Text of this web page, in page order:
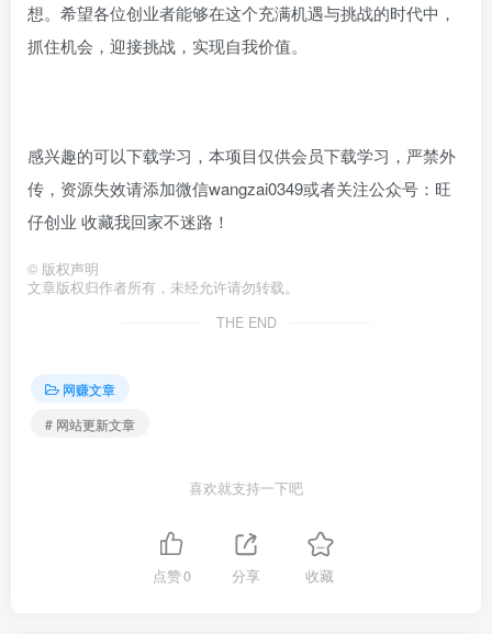
想。希望各位创业者能够在这个充满机遇与挑战的时代中，
抓住机会，迎接挑战，实现自我价值。
感兴趣的可以下载学习，本项目仅供会员下载学习，严禁外
传，资源失效请添加微信wangzai0349或者关注公众号：旺
仔创业 收藏我回家不迷路！
© 版权声明
文章版权归作者所有，未经允许请勿转载。
THE END
网赚文章
# 网站更新文章
喜欢就支持一下吧
点赞0 分享 收藏